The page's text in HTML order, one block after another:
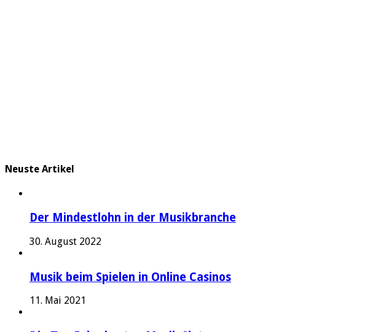
Neuste Artikel
Der Mindestlohn in der Musikbranche
30. August 2022
Musik beim Spielen in Online Casinos
11. Mai 2021